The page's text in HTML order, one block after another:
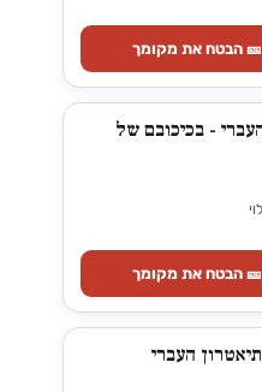
🎫 הבטח את מקומך
- בכיכובם של
🎫 הבטח את מקומך
העברי